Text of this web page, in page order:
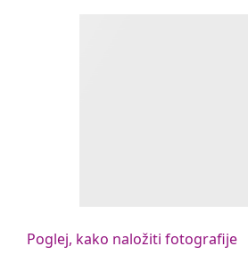
Poglej, kako naložiti fotografije